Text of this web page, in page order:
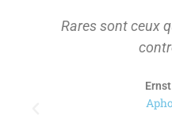
Rares sont ceux